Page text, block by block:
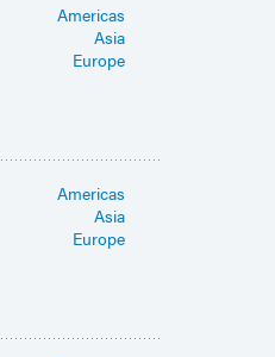
Americas
Asia
Europe
Americas
Asia
Europe